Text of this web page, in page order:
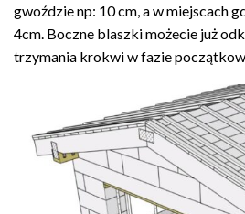
gwoździe np: 10 cm, a w miejscach
4cm. Boczne blaszki możecie już
trzymania krokwi w fazie